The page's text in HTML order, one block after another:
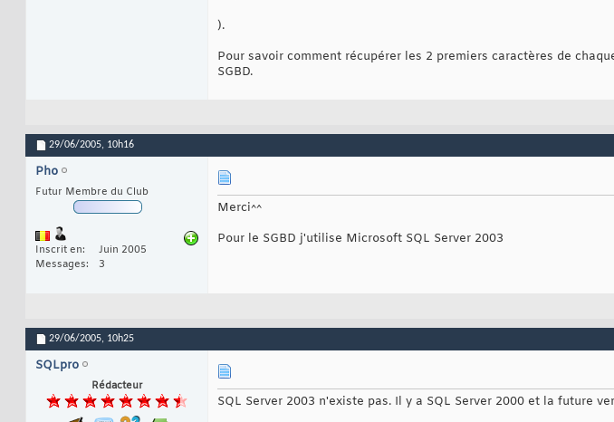
).
Pour savoir comment récupérer les 2 premiers caractères de
SGBD.
29/06/2005, 10h16
Pho
Futur Membre du Club
Inscrit en
Juin 2005
Messages
3
Merci^^
Pour le SGBD j'utilise Microsoft SQL Server 2003
29/06/2005, 10h25
SQLpro
Rédacteur
SQL Server 2003 n'existe pas. Il y a SQL Server 2000 et la future